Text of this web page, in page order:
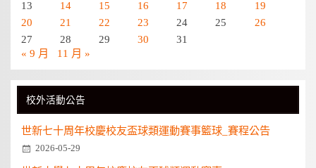
13
14 15 16 17 18
19
20
21 22 23 24 25
26
27
28 29 30
31
« 9 月
11 月 »
校外活動公告
世新七十周年校慶校友盃球類運動賽事籃球_賽程公告
2026-05-29